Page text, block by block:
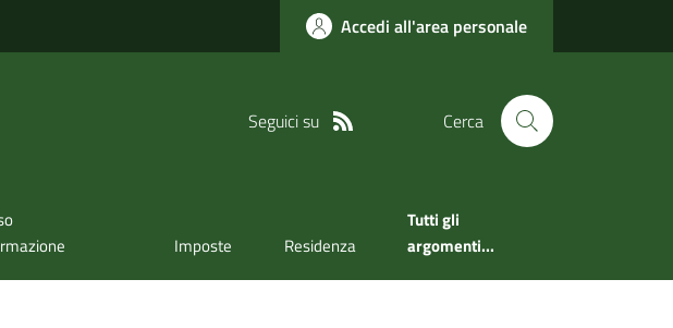
Accedi all'area personale
Seguici su Cerca
Imposte Residenza
Tutti gli
argomenti...